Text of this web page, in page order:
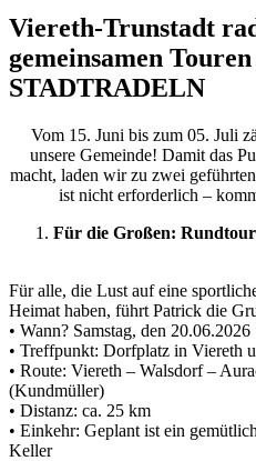
Viereth-Trunstadt
gemeinsamen
STADTRADELN
Vom 15. Juni bis zum 05. Juli
unsere Gemeinde! Damit das
macht, laden wir zu zwei
ist nicht erforderlich –
Für die Großen:
Für alle, die Lust auf eine
Heimat haben, führt Patrick die
• Wann? Samstag, den 20.06.2026
• Treffpunkt: Dorfplatz in Viereth
• Route: Viereth – Walsdorf –
(Kundmüller)
• Distanz: ca. 25 km
• Einkehr: Geplant ist ein
Keller